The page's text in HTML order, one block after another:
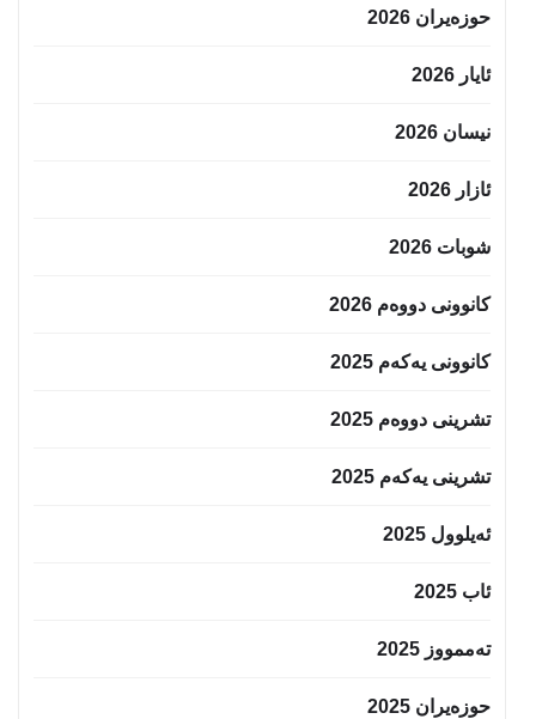
حوزه‌یران 2026
ئایار 2026
نیسان 2026
ئازار 2026
شوبات 2026
کانوونی دووەم 2026
کانوونی یەکەم 2025
تشرینی دووەم 2025
تشرینی یەکەم 2025
ئەیلوول 2025
ئاب 2025
تەممووز 2025
حوزه‌یران 2025